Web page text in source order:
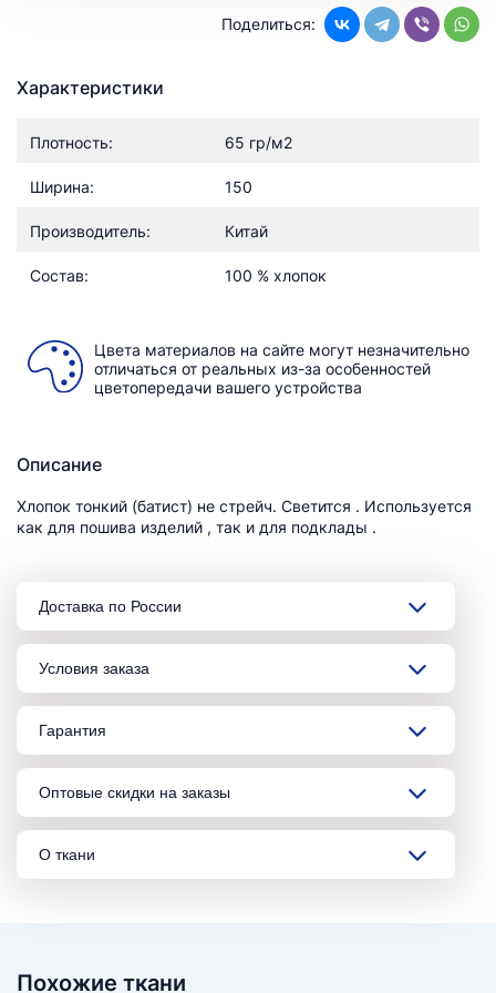
Поделиться:
Характеристики
Плотность: 65 гр/м2
Ширина: 150
Производитель: Китай
Состав: 100 % хлопок
Цвета материалов на сайте могут незначительно
отличаться от реальных из-за особенностей
цветопередачи вашего устройства
Описание
Хлопок тонкий (батист) не стрейч. Светится . Используется
как для пошива изделий , так и для подклады .
Доставка по России
Условия заказа
Гарантия
Оптовые скидки на заказы
О ткани
Похожие ткани